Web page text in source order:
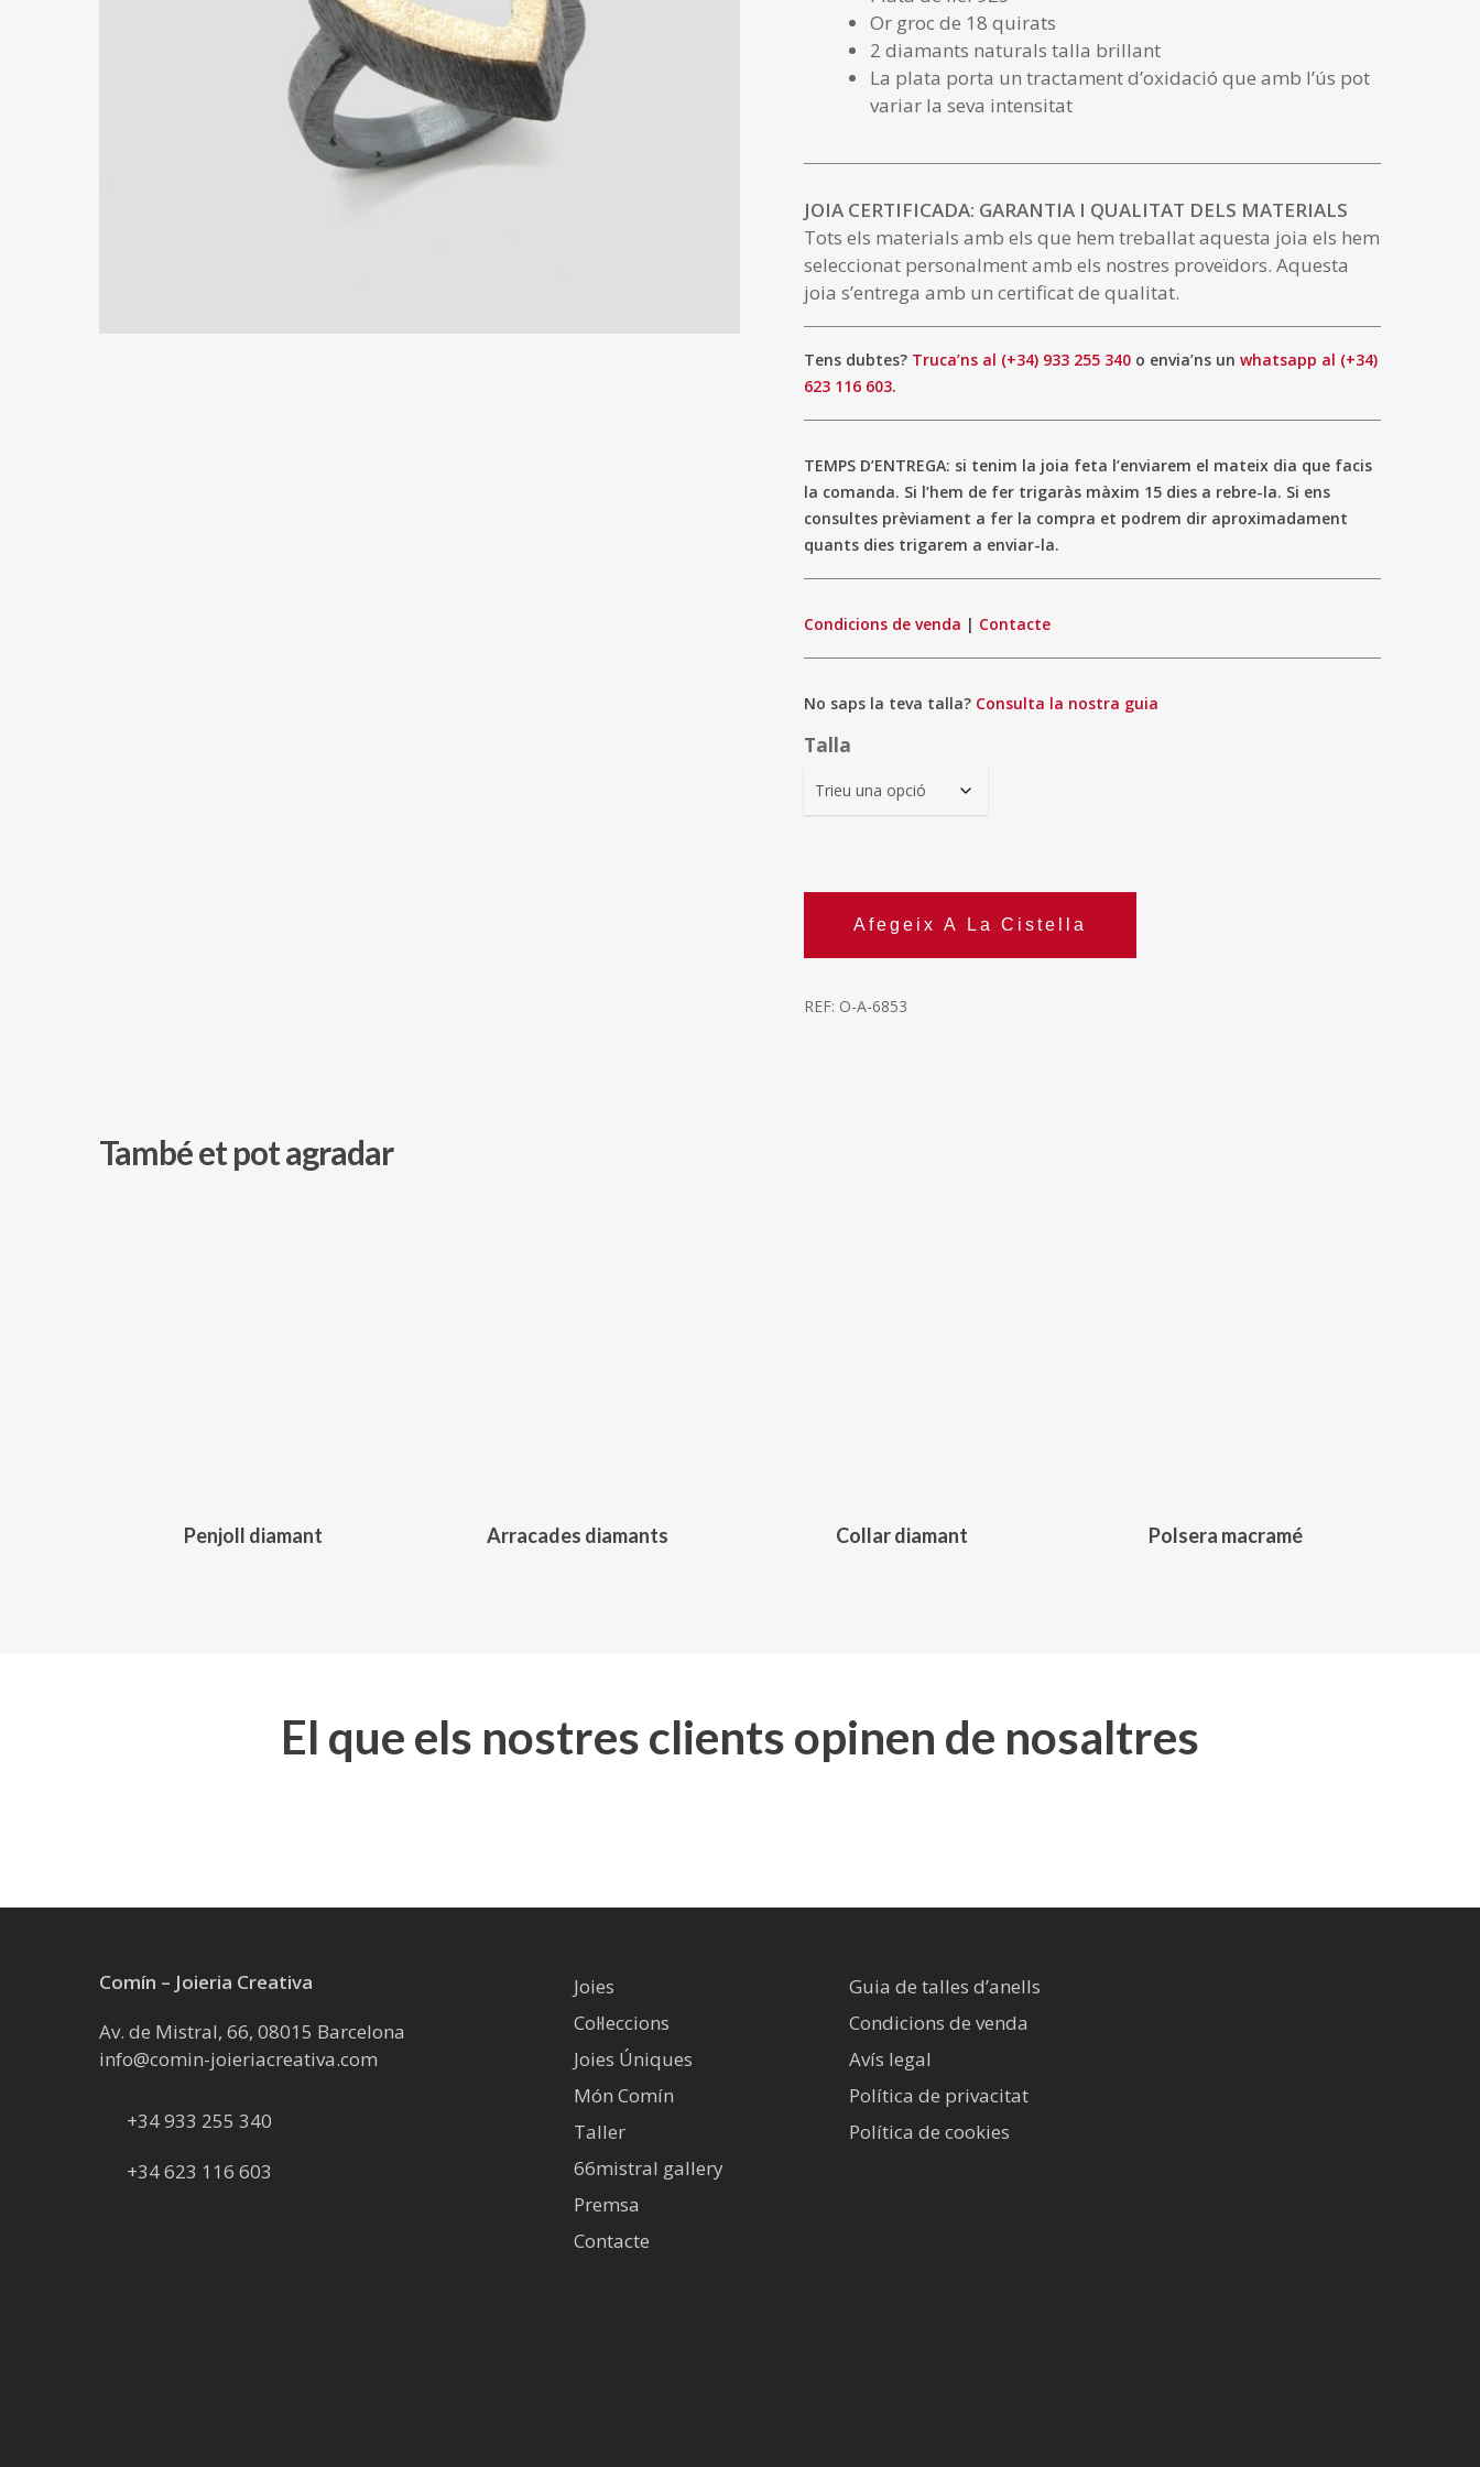
Or groc de 18 quirats
2 diamants naturals talla brillant
La plata porta un tractament d’oxidació que amb l’ús pot
variar la seva intensitat
JOIA CERTIFICADA: GARANTIA I QUALITAT DELS MATERIALS
Tots els materials amb els que hem treballat aquesta joia els hem
seleccionat personalment amb els nostres proveïdors. Aquesta
joia s’entrega amb un certificat de qualitat.
Tens dubtes? Truca’ns al (+34) 933 255 340 o envia’ns unwhatsapp al (+34)
623 116 603.
TEMPS D’ENTREGA: si tenim la joia feta l’enviarem el mateix dia que facis
la comanda. Si l’hem de fer trigaràs màxim 15 dies a rebre-la. Si ens
consultes prèviament a fer la compra et podrem dir aproximadament
quants dies trigarem a enviar-la.
Condicions de venda | Contacte
No saps la teva talla? Consulta la nostra guia
Talla
Afegeix A La Cistella
REF: O-A-6853
També et pot agradar
Penjoll diamant Arracades diamants Collar diamant Polsera macramé
El que els nostres clients opinen de nosaltres
Comín – Joieria Creativa
Av. de Mistral, 66, 08015 Barcelona
info@comin-joieriacreativa.com
+34 933 255 340
+34 623 116 603
Joies
Col·leccions
Joies Úniques
Món Comín
Taller
66mistral gallery
Premsa
Contacte
Guia de talles d’anells
Condicions de venda
Avís legal​
Política de privacitat
Política de cookies